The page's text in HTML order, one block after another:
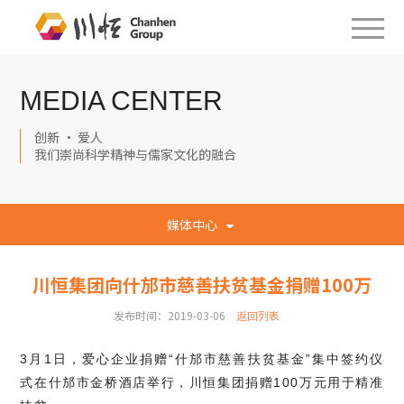
MEDIA CENTER
创新 · 爱人
我们崇尚科学精神与儒家文化的融合
媒体中心
川恒集团向什邡市慈善扶贫基金捐赠100万
发布时间：2019-03-06 返回列表
3月1日，爱心企业捐赠“什邡市慈善扶贫基金”集中签约仪
式在什邡市金桥酒店举行，川恒集团捐赠100万元用于精准